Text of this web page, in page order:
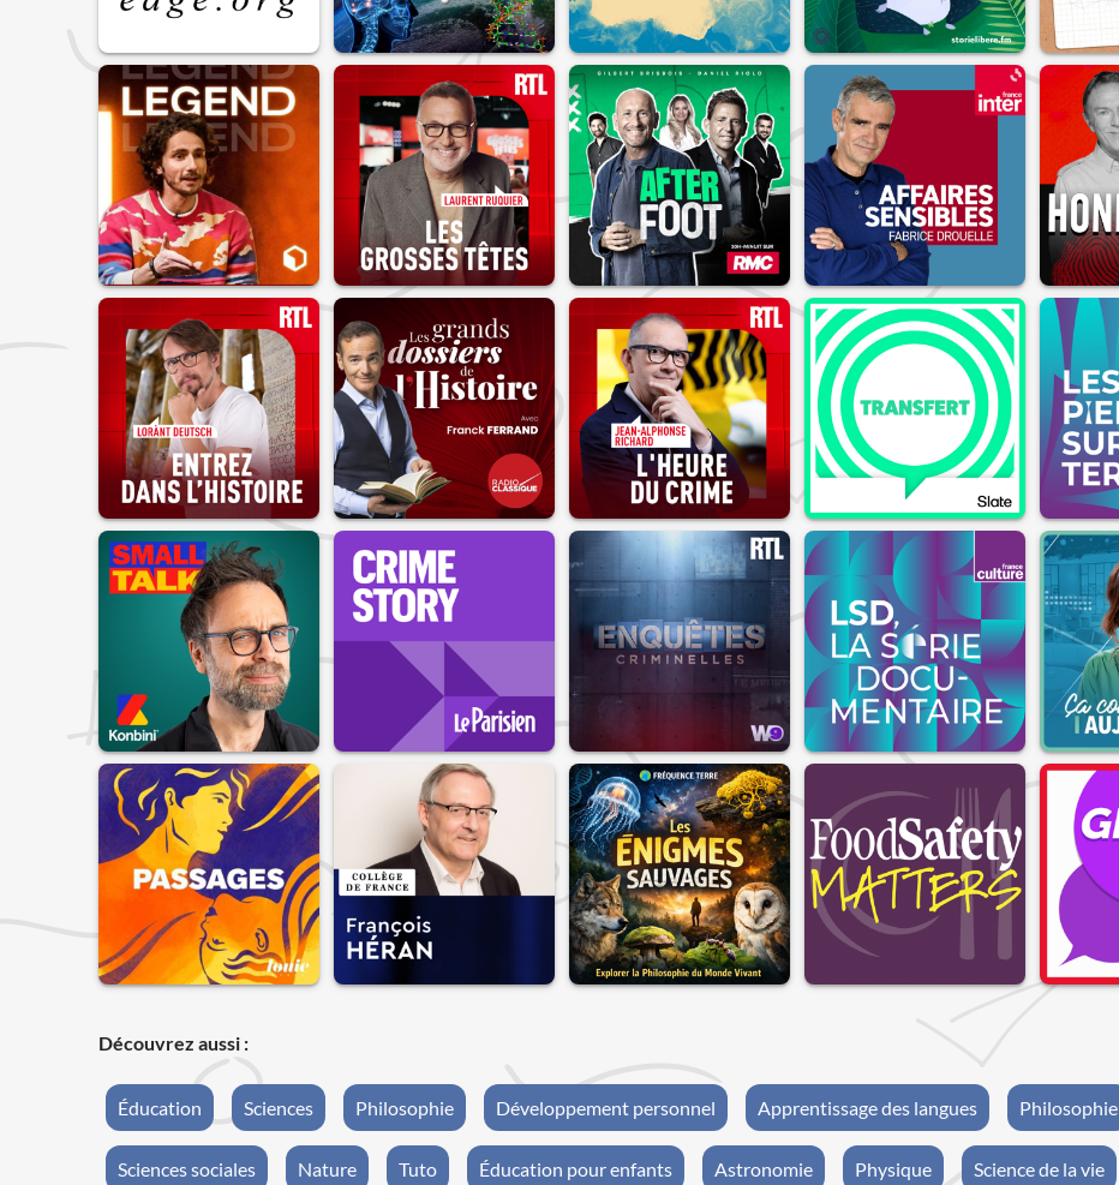
Découvrez aussi :
Éducation Sciences Philosophie Développement personnel Apprentissage des langues Philosophie
Sciences sociales Nature Tuto Éducation pour enfants Astronomie Physique Science de la vie